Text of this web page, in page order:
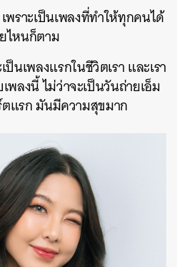
เพราะเป็นเพลงที่ทำให้ทุกคนได้
ไหนก็ตาม
ป็นเพลงแรกในชีวิตเรา และเรา
พลงนี้ ไม่ว่าจะเป็นวันถ่ายเอ็ม
แรก มันมีความสุขมาก